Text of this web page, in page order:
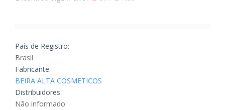
País de Registro:
Brasil
Fabricante:
BEIRA ALTA COSMETICOS
Distribuidores:
Não informado